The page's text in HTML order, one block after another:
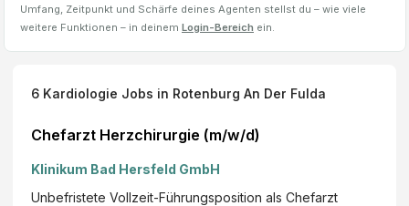
Umfang, Zeitpunkt und Schärfe deines Agenten stellst du – wie viele
weitere Funktionen – in deinem Login-Bereich ein.
6 Kardiologie Jobs in Rotenburg An Der Fulda
Chefarzt Herzchirurgie (m/w/d)
Klinikum Bad Hersfeld GmbH
Unbefristete Vollzeit-Führungsposition als Chefarzt